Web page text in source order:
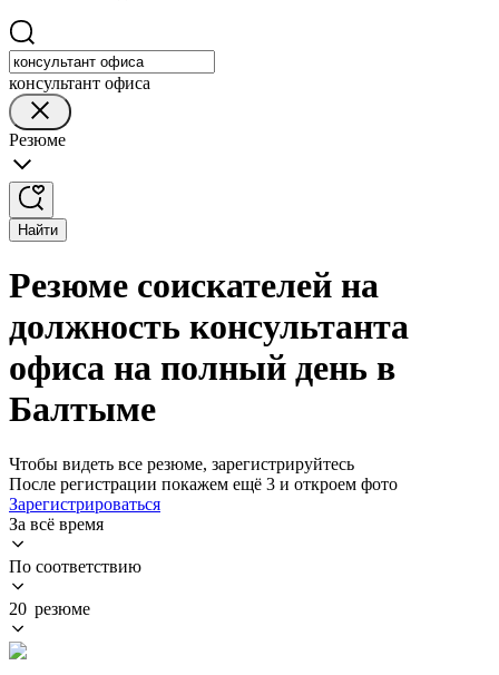
консультант офиса
Резюме
Найти
Резюме соискателей на
должность консультанта
офиса на полный день в
Балтыме
Чтобы видеть все резюме, зарегистрируйтесь
После регистрации покажем ещё 3 и откроем фото
Зарегистрироваться
За всё время
По соответствию
20 резюме